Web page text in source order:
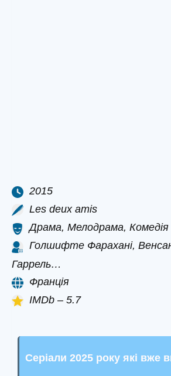
2015
Les deux amis
Драма, Мелодрама, Комедія
Голшифте Фарахані,
Гаррель…
Франція
IMDb – 5.7
Серіали 2025 року які вже